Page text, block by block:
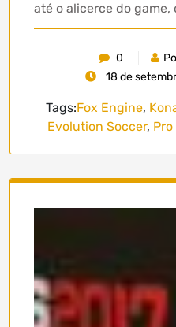
até o alicerce do
0
18 de
Tags:Fox Engine,
Evolution Soccer,